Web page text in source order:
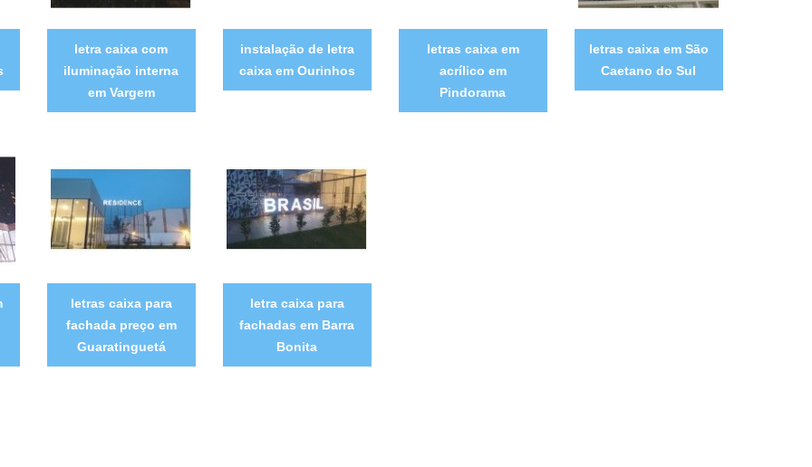
letra caixa com
iluminação interna
em Vargem
instalação de letra
caixa em Ourinhos
letras caixa em
acrílico em
Pindorama
letras caixa em São
Caetano do Sul
letras caixa para
fachada preço em
Guaratinguetá
letra caixa para
fachadas em Barra
Bonita